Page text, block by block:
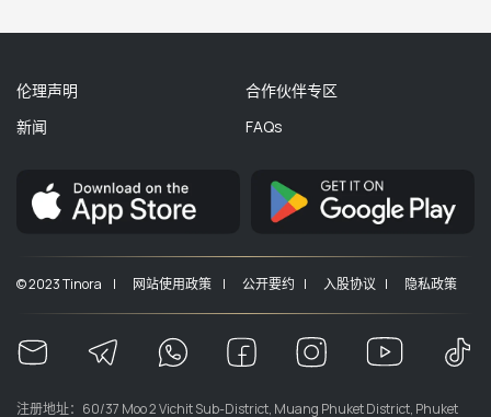
伦理声明
新闻
合作伙伴专区
FAQs
© 2023 Tinora | 网站使用政策 | 公开要约 | 入股协议 | 隐私政策
注册地址：60/37 Moo 2 Vichit Sub-District, Muang Phuket District, Phuket